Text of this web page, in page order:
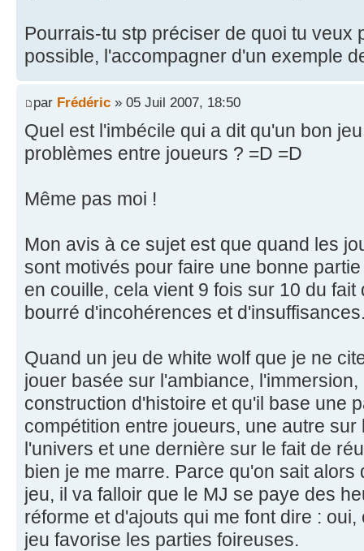
Pourrais-tu stp préciser de quoi tu veux
possible, l'accompagner d'un exemple
par Frédéric » 05 Juil 2007, 18:50
Quel est l'imbécile qui a dit qu'un bon
problèmes entre joueurs ? =D =D
Même pas moi !
Mon avis à ce sujet est que quand les
sont motivés pour faire une bonne
en couille, cela vient 9 fois sur 10 du
bourré d'incohérences et
Quand un jeu de white wolf que je ne
jouer basée sur l'ambiance,
construction d'histoire et qu'il base une
compétition entre joueurs, une autre
l'univers et une dernière sur le fait de
bien je me marre. Parce qu'on sait
jeu, il va falloir que le MJ se paye des
réforme et d'ajouts qui me font dire :
jeu favorise les parties foireuses.